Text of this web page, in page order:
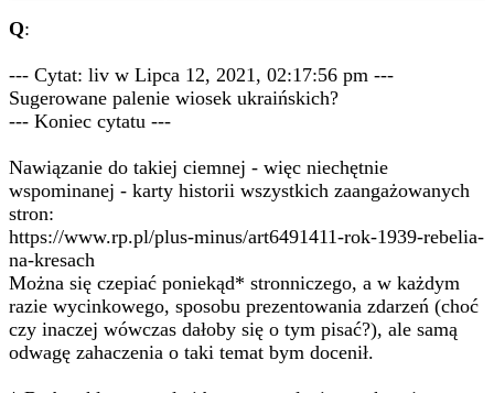
Q:
--- Cytat: liv w Lipca 12, 2021, 02:17:56 pm ---
Sugerowane palenie wiosek ukraińskich?
--- Koniec cytatu ---
Nawiązanie do takiej ciemnej - więc niechętnie
wspominanej - karty historii wszystkich zaangażowanych
stron:
https://www.rp.pl/plus-minus/art6491411-rok-1939-rebelia-
na-kresach
Można się czepiać poniekąd* stronniczego, a w każdym
razie wycinkowego, sposobu prezentowania zdarzeń (choć
czy inaczej wówczas dałoby się o tym pisać?), ale samą
odwagę zahaczenia o taki temat bym docenił.